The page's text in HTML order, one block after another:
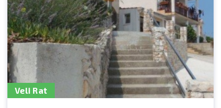
Veli Rat